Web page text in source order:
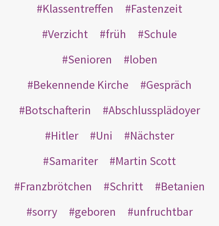
Klassentreffen
Fastenzeit
Verzicht
früh
Schule
Senioren
loben
Bekennende Kirche
Gespräch
Botschafterin
Abschlussplädoyer
Hitler
Uni
Nächster
Samariter
Martin Scott
Franzbrötchen
Schritt
Betanien
sorry
geboren
unfruchtbar